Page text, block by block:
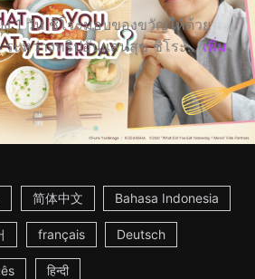
ง 1 วัน ชิโระมอบของขวัญให้ด้วย
ระหว่างทริปอันแสนสุข ชิโระ... เพิ่ม
简体中文 Bahasa Indonesia
français Deutsch
हिन्दी